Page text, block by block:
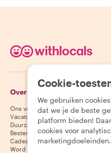
Over Withlocals
Ons verhaal
Vacatures
Duurzaamheid
Bestemmingen
Cadeaubonnen
Word partner
Cookie-
We gebruiken
dat we je de beste
platform bieden!
cookies voor
marketingdoeleinden.